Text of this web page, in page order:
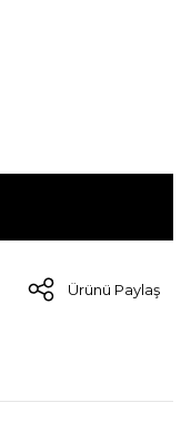
Ürünü Paylaş